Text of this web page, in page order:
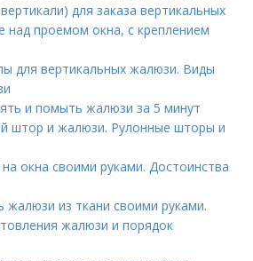
для заказа вертикальных
проемом окна, с креплением
для вертикальных жалюзи. Виды
и помыть жалюзи за 5 минут
штор и жалюзи. Рулонные шторы и
окна своими руками. Достоинства
жалюзи из ткани своими руками.
жалюзи и порядок